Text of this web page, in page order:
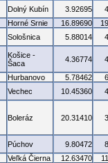
Dolný Kubín 3.92695
Horné Srnie 16.89690
Sološnica 5.88014
Košice -
Šaca
4.36774
Hurbanovo 5.78462
Vechec 10.45360
Boleráz 20.31410
Púchov 9.80472
Veľká Čierna 12.63470